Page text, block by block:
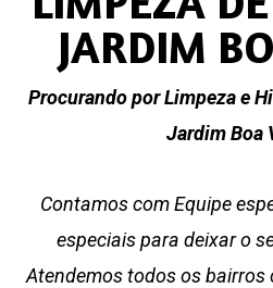
JARDIM
Procurando por Limpeza e
Jardim Boa
Contamos com Equipe
especiais para deixar o
Atendemos todos os